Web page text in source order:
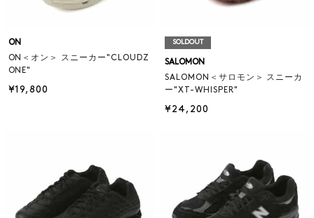
ON
ON＜オン＞ スニーカー"CLOUDZ
ONE"
¥19,800
SOLDOUT
SALOMON
SALOMON＜サロモン＞ スニーカ
ー"XT-WHISPER"
¥24,200